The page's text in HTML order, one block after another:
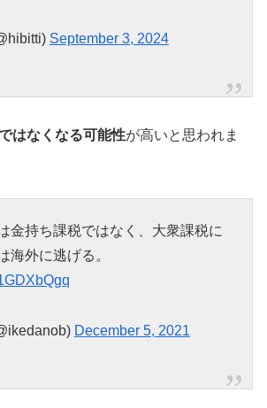
September 3, 2024
はなくなる可能性が高いと思われま
金持ち課税ではなく、大衆課税に
海外に逃げる。
December 5, 2021